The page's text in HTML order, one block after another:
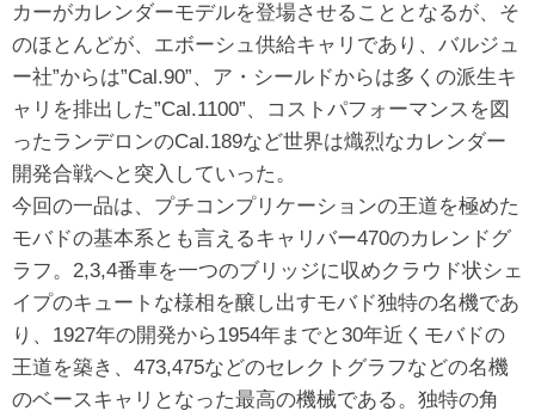
カーがカレンダーモデルを登場させることとなるが、そ
のほとんどが、エボーシュ供給キャリであり、バルジュ
ー社”からは”Cal.90”、ア・シールドからは多くの派生キ
ャリを排出した”Cal.1100”、コストパフォーマンスを図
ったランデロンのCal.189など世界は熾烈なカレンダー
開発合戦へと突入していった。
今回の一品は、プチコンプリケーションの王道を極めた
モバドの基本系とも言えるキャリバー470のカレンドグ
ラフ。2,3,4番車を一つのブリッジに収めクラウド状シェ
イプのキュートな様相を醸し出すモバド独特の名機であ
り、1927年の開発から1954年までと30年近くモバドの
王道を築き、473,475などのセレクトグラフなどの名機
のベースキャリとなった最高の機械である。独特の角